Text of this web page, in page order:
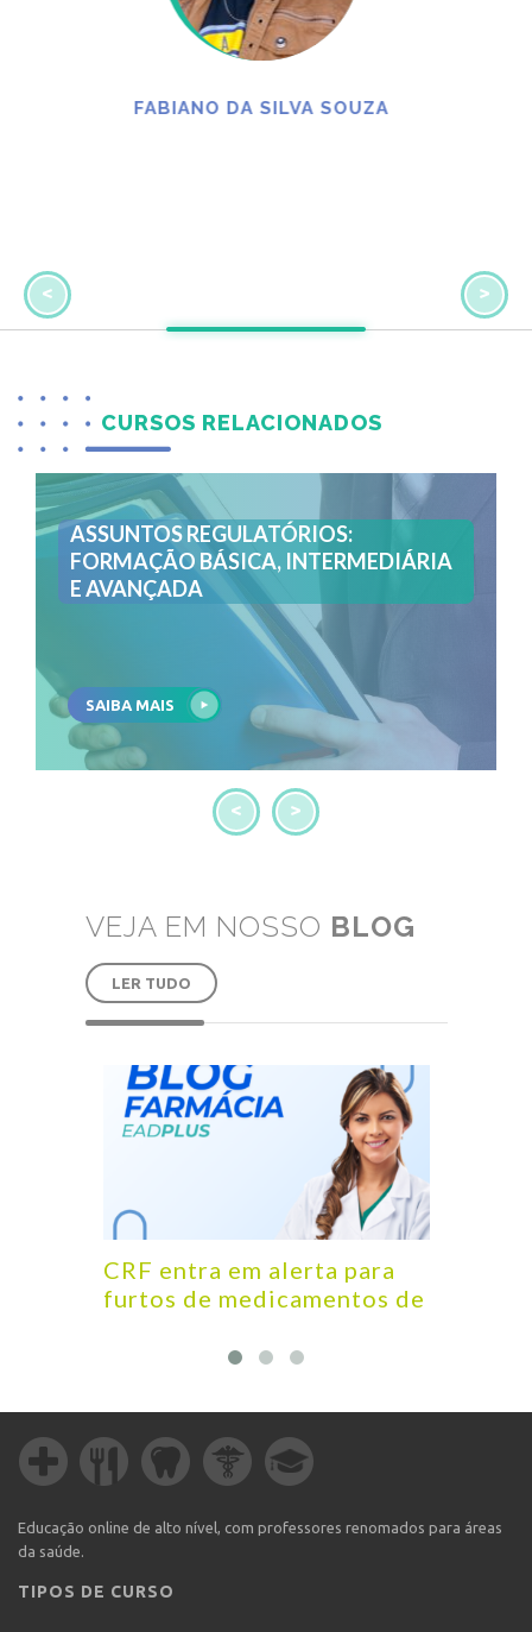
< >
CURSOS RELACIONADOS
ASSUNTOS REGULATÓRIOS:
FORMAÇÃO BÁSICA, INTERMEDIÁRIA
E AVANÇADA
SAIBA MAIS
< >
VEJA EM NOSSO BLOG
LER TUDO
CRF entra em alerta para
furtos de medicamentos de
Educação online de alto nível, com professores renomados para áreas
da saúde.
TIPOS DE CURSO